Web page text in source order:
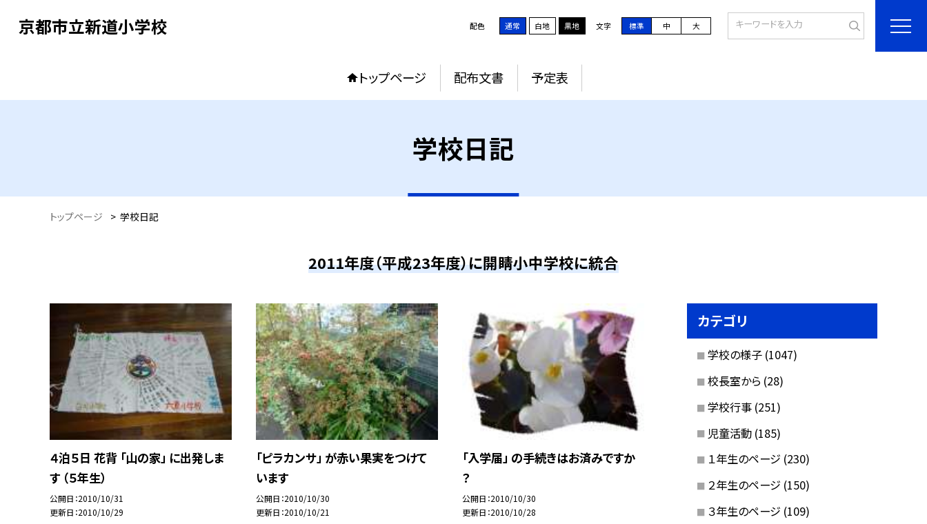
京都市立新道小学校 配色 通常 白地 黒地 文字 標準 中 大
トップページ 配布文書 予定表
学校日記
トップページ > 学校日記
2011年度（平成23年度）に開睛小中学校に統合
４泊５日 花背 「山の家」 に出発しま
す （５年生）
公開日 2010/10/31
更新日 2010/10/29
「ピラカンサ」 が赤い果実をつけて
います
公開日 2010/10/30
更新日 2010/10/21
「入学届」 の手続きはお済みですか
？
公開日 2010/10/30
更新日 2010/10/28
カテゴリ
学校の様子 (1047)
校長室から (28)
学校行事 (251)
児童活動 (185)
１年生のページ (230)
２年生のページ (150)
３年生のページ (109)